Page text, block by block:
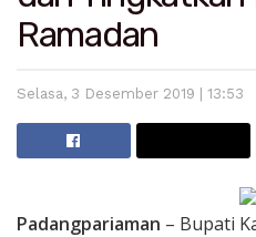
Ramadan
Selasa, 3 Desember 2019 | 13:53
Padangpariaman – Bupati